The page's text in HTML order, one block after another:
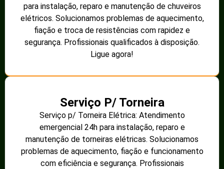
para instalação, reparo e manutenção de chuveiros
elétricos. Solucionamos problemas de aquecimento,
fiação e troca de resistências com rapidez e
segurança. Profissionais qualificados à disposição.
Ligue agora!
Serviço P/ Torneira
Serviço p/ Torneira Elétrica: Atendimento
emergencial 24h para instalação, reparo e
manutenção de torneiras elétricas. Solucionamos
problemas de aquecimento, fiação e funcionamento
com eficiência e segurança. Profissionais